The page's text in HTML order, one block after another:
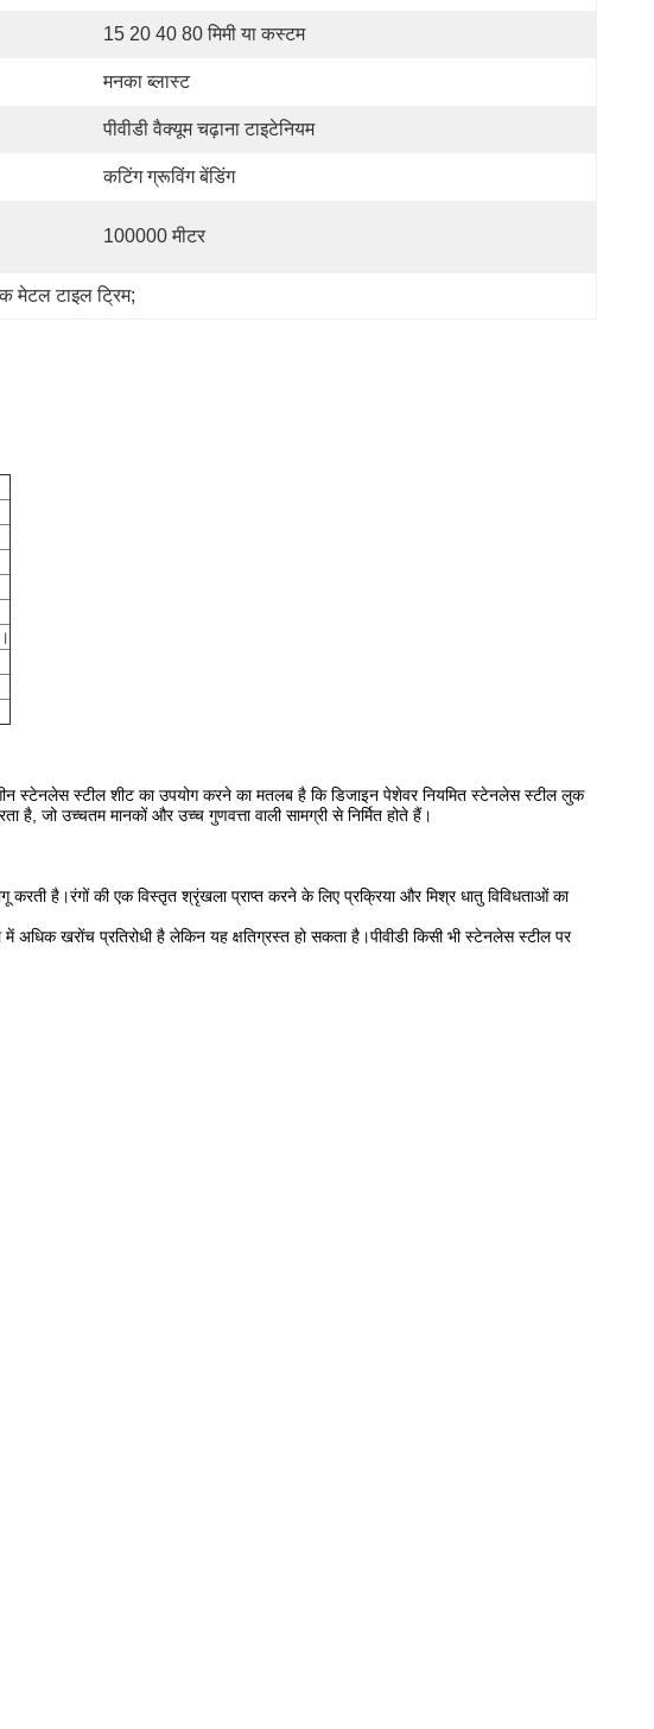
15 20 40 80 मिमी या कस्टम
मनका ब्लास्ट
पीवीडी वैक्यूम चढ़ाना टाइटेनियम
कटिंग ग्रूविंग बेंडिंग
100000 मीटर
मेटल टाइल ट्रिम;
स्टेनलेस स्टील शीट का उपयोग करने का मतलब है कि डिजाइन पेशेवर नियमित स्टेनलेस स्टील लुक
उच्चतम मानकों और उच्च गुणवत्ता वाली सामग्री से निर्मित होते हैं।
है।रंगों की एक विस्तृत श्रृंखला प्राप्त करने के लिए प्रक्रिया और मिश्र धातु विविधताओं का
खरोंच प्रतिरोधी है लेकिन यह क्षतिग्रस्त हो सकता है।पीवीडी किसी भी स्टेनलेस स्टील पर